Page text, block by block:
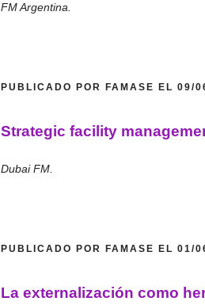
FM Argentina.
PUBLICADO POR FAMASE EL 09/
Strategic facility
Dubai FM.
PUBLICADO POR FAMASE EL 01/
La externalización como